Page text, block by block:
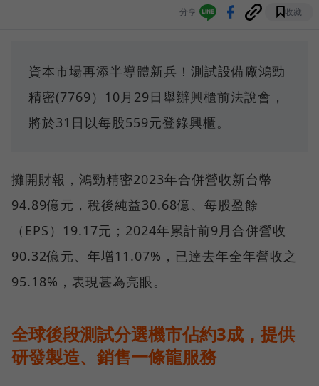
分享 收藏
資本市場再添半導體新兵！測試設備廠鴻勁
精密(7769）10月29日舉辦興櫃前法說會，
將於31日以每股559元登錄興櫃。
攤開財報，鴻勁精密2023年合併營收新台幣
94.89億元，稅後純益30.68億、每股盈餘
（EPS）19.17元；2024年累計前9月合併營收
90.32億元、年增11.07%，已達去年全年營收之
95.18%，表現甚為亮眼。
全球後段測試分選機市佔約3成，提供
研發製造、銷售一條龍服務